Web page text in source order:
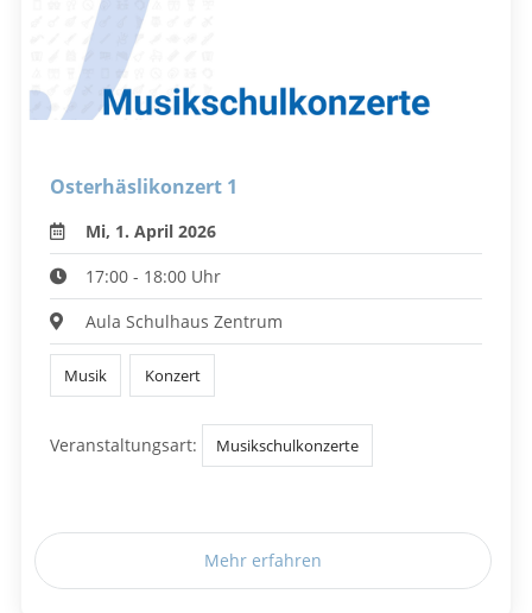
Osterhäslikonzert 1
Mi, 1. April 2026
17:00 - 18:00 Uhr
Aula Schulhaus Zentrum
Musik Konzert
Veranstaltungsart: Musikschulkonzerte
Mehr erfahren